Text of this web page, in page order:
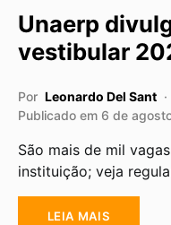
Unaerp
vestibular
Por Leonardo Del Sant
Publicado em 6 de
São mais de mil
instituição; veja
LEIA MAIS